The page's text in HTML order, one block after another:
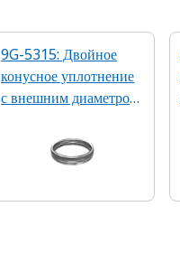
9G-5315: Двойное
конусное уплотнение
с внешним диаметром